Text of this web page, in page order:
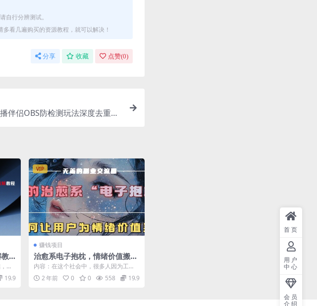
自行分辨测试。
看几遍购买的资源教程，就可以解决！
分享 收藏 点赞(0)
伴侣OBS防检测玩法深度去重，
即
19.9
VIP
赚钱项目
治愈系电子抱枕，情绪价值搬运
技术，7天长粉6万，轻松月入1
w+
内容：在这个社会中，很多人因为工
作、家庭、情感、个人等原因导致长期
处于一种压抑的...
2 年前 0 0 558 19.9
首页
用户
中心
会员
介绍